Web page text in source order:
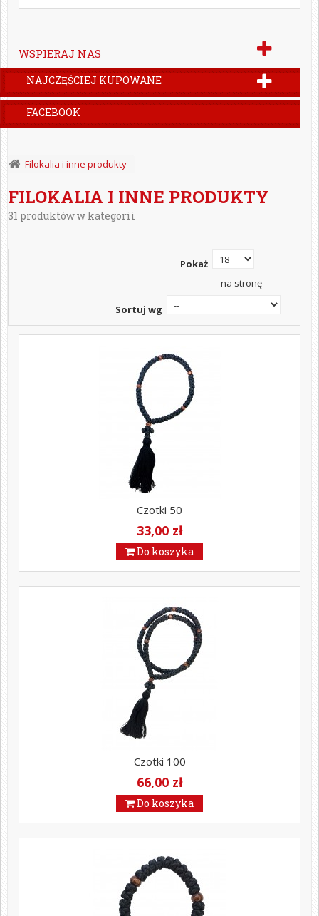
WSPIERAJ NAS
NAJCZĘŚCIEJ KUPOWANE
FACEBOOK
Filokalia i inne produkty
FILOKALIA I INNE PRODUKTY
31 produktów w kategorii
Pokaż
na stronę
Sortuj wg
Czotki 50
33,00 zł
Do koszyka
Czotki 100
66,00 zł
Do koszyka